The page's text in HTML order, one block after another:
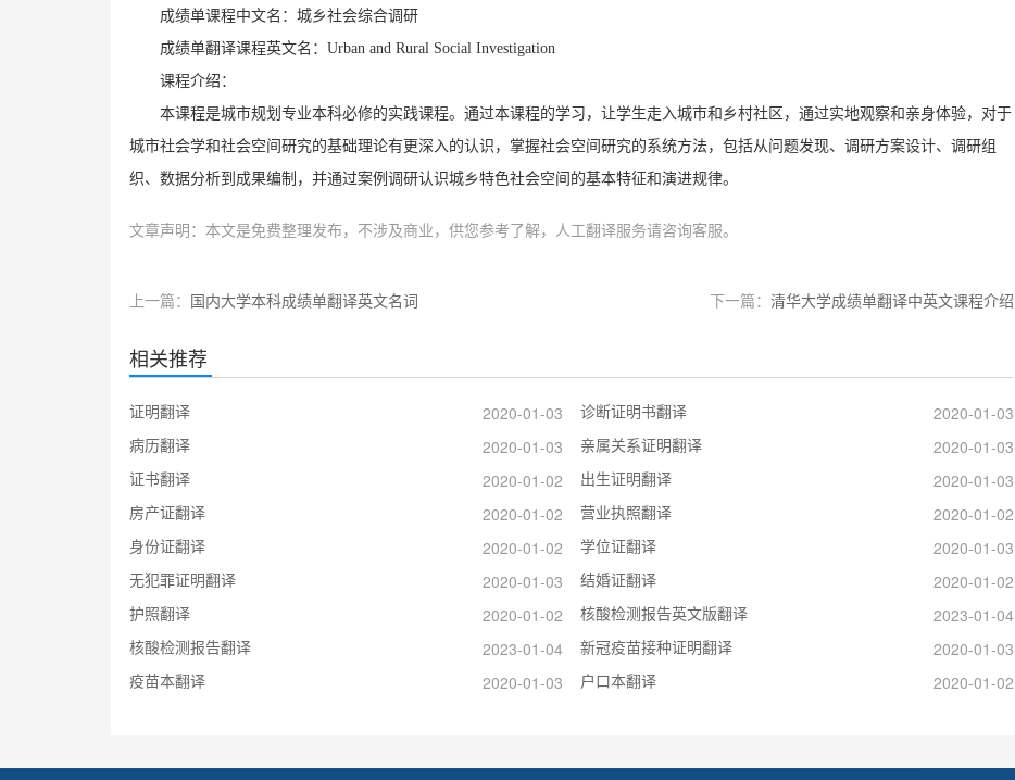
成绩单课程中文名：城乡社会综合调研
成绩单翻译课程英文名：Urban and Rural Social Investigation
课程介绍：
本课程是城市规划专业本科必修的实践课程。通过本课程的学习，让学生走入城市和乡村社区，通过实地观察和亲身体验，对于
城市社会学和社会空间研究的基础理论有更深入的认识，掌握社会空间研究的系统方法，包括从问题发现、调研方案设计、调研组
织、数据分析到成果编制，并通过案例调研认识城乡特色社会空间的基本特征和演进规律。
文章声明：本文是免费整理发布，不涉及商业，供您参考了解，人工翻译服务请咨询客服。
上一篇： 国内大学本科成绩单翻译英文名词 下一篇： 清华大学成绩单翻译中英文课程介绍
相关推荐
证明翻译 2020-01-03 诊断证明书翻译
2020-01-03
病历翻译
2020-01-03 亲属关系证明翻译
2020-01-03
证书翻译
2020-01-02 出生证明翻译
2020-01-03
房产证翻译
2020-01-02 营业执照翻译
2020-01-02
身份证翻译
2020-01-02 学位证翻译
2020-01-03
无犯罪证明翻译
2020-01-03 结婚证翻译
2020-01-02
护照翻译
2020-01-02 核酸检测报告英文版翻译
2023-01-04
核酸检测报告翻译
2023-01-04 新冠疫苗接种证明翻译
2020-01-03
疫苗本翻译
2020-01-03 户口本翻译 2020-01-02